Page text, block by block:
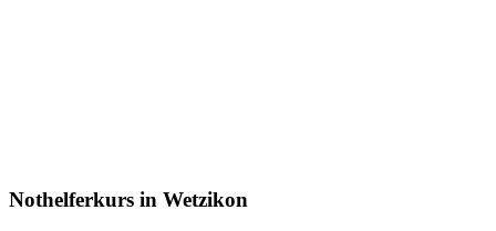
Nothelferkurs in Wetzikon